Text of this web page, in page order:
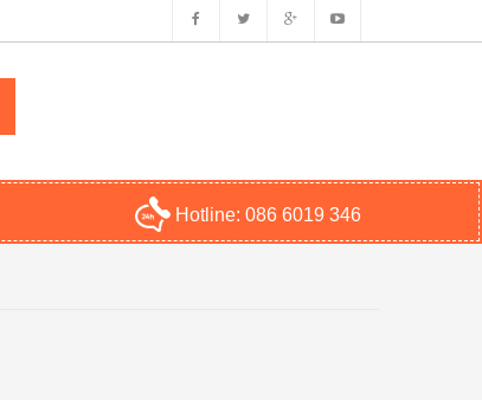
Hotline: 086 6019 346